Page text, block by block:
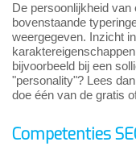
De persoonlijkheid
bovenstaande
weergegeven. Inzicht
bijvoorbeeld bij een
"personality"? Lees
doe één van de gratis
Competenties